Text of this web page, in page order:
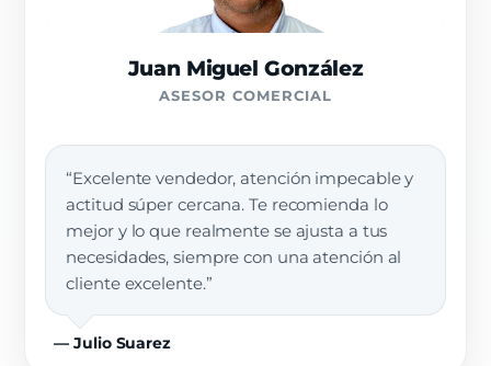
Juan Miguel González
ASESOR COMERCIAL
“Excelente vendedor, atención impecable y
actitud súper cercana. Te recomienda lo
mejor y lo que realmente se ajusta a tus
necesidades, siempre con una atención al
cliente excelente.”
— Julio Suarez